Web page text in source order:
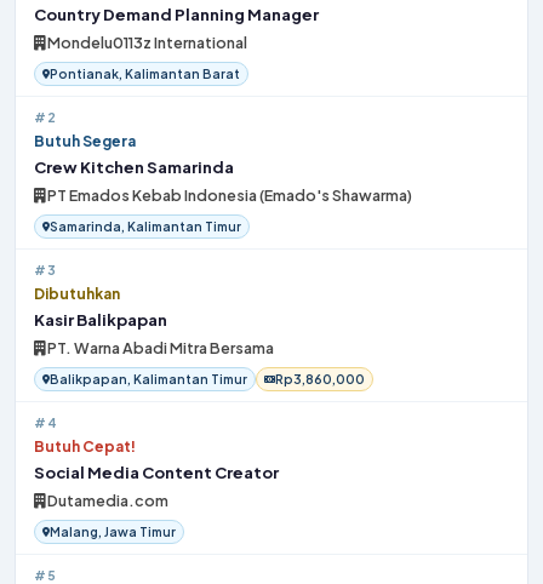
Country Demand Planning Manager
Mondelu0113z International
Pontianak, Kalimantan Barat
#2
Butuh Segera
Crew Kitchen Samarinda
PT Emados Kebab Indonesia (Emado's Shawarma)
Samarinda, Kalimantan Timur
#3
Dibutuhkan
Kasir Balikpapan
PT. Warna Abadi Mitra Bersama
Balikpapan, Kalimantan Timur Rp3,860,000
#4
Butuh Cepat!
Social Media Content Creator
Dutamedia.com
Malang, Jawa Timur
#5